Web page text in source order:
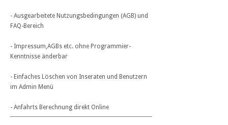
- Ausgearbeitete Nutzungsbedingungen (AGB) und
FAQ-Bereich
- Impressum,AGBs etc. ohne Programmier-
Kenntnisse änderbar
- Einfaches Löschen von Inseraten und Benutzern
im Admin Menü
- Anfahrts Berechnung direkt Online